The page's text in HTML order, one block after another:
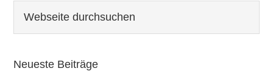
Seitenspalte
durchsuchen
Neueste Beiträge